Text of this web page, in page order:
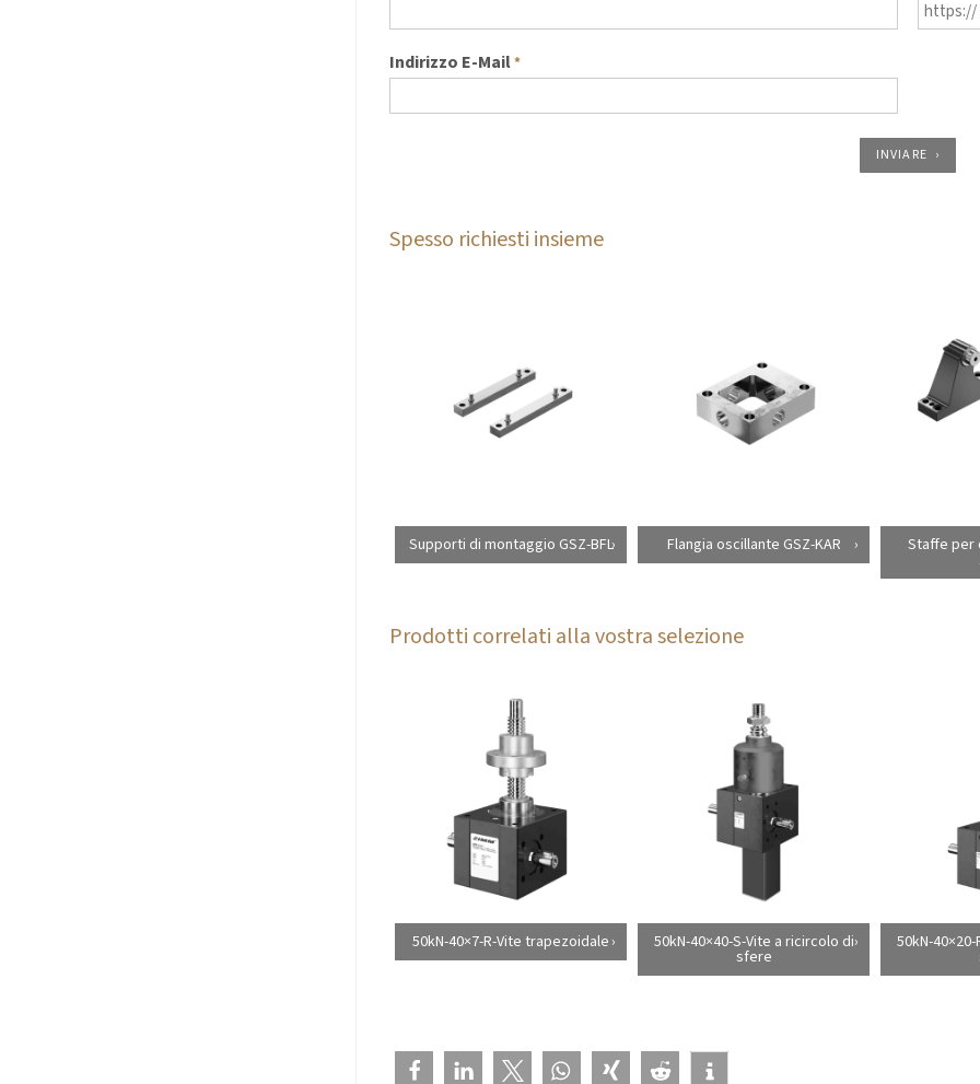
Indirizzo E-Mail*
INVIARE
Spesso richiesti insieme
Supporti di montaggio GSZ-BFL Flangia oscillante GSZ-KAR Staffe per
Prodotti correlati alla vostra selezione
50kN-40×7-R-Vite trapezoidale 50kN-40×40-S-Vite a ricircolo di
sfere
50kN-